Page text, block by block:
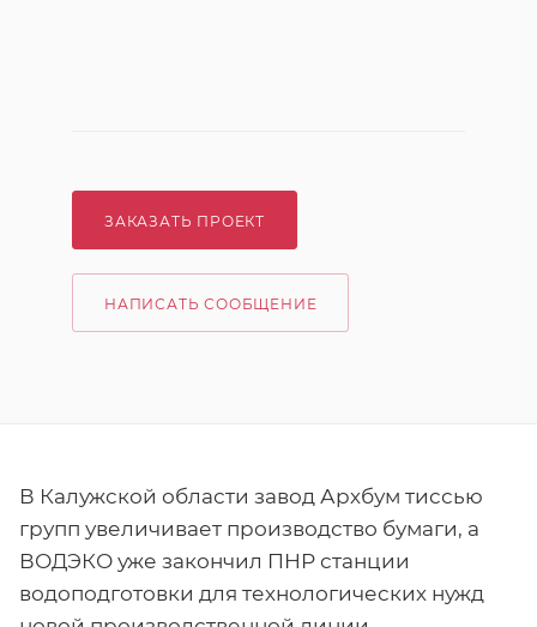
ЗАКАЗАТЬ ПРОЕКТ
НАПИСАТЬ СООБЩЕНИЕ
В Калужской области завод Архбум тиссью
групп увеличивает производство бумаги, а
ВОДЭКО уже закончил ПНР станции
водоподготовки для технологических нужд